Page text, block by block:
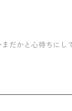
だかと心待ちにし